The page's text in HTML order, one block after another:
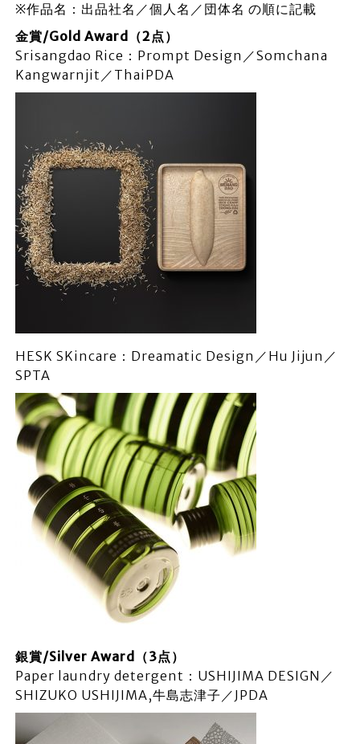
※作品名：出品社名／個人名／団体名 の順に記載
金賞/Gold Award（2点）
Srisangdao Rice：Prompt Design／Somchana
Kangwarnjit／ThaiPDA
HESK SKincare：Dreamatic Design／Hu Jijun／
SPTA
銀賞/Silver Award（3点）
Paper laundry detergent：USHIJIMA DESIGN／
SHIZUKO USHIJIMA,牛島志津子／JPDA